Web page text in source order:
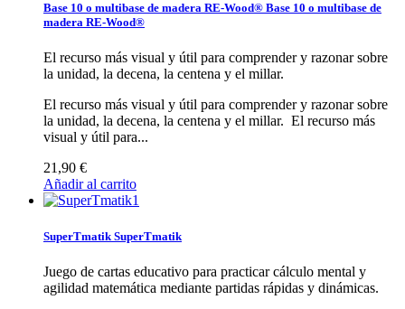
Base 10 o multibase de madera RE-Wood® Base 10 o multibase de
madera RE-Wood®
El recurso más visual y útil para comprender y razonar sobre
la unidad, la decena, la centena y el millar.
El recurso más visual y útil para comprender y razonar sobre
la unidad, la decena, la centena y el millar. El recurso más
visual y útil para...
21,90 €
Añadir al carrito
SuperTmatik SuperTmatik
Juego de cartas educativo para practicar cálculo mental y
agilidad matemática mediante partidas rápidas y dinámicas.